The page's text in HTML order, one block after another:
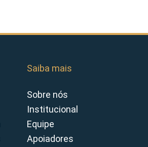
Saiba mais
Sobre nós
Institucional
Equipe
Apoiadores